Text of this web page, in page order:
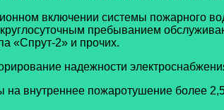
включении системы пожарного
пребыванием
«Спрут-2» и прочих.
надежности
на внутреннее пожаротушение более